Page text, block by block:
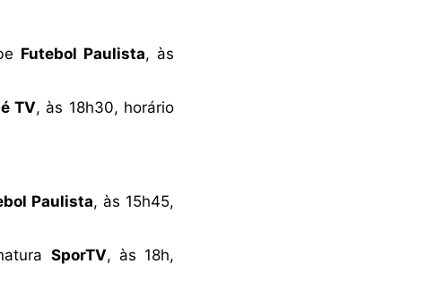
Futebol Paulista, às
TV, às 18h30, horário
Paulista, às 15h45,
SporTV, às 18h,